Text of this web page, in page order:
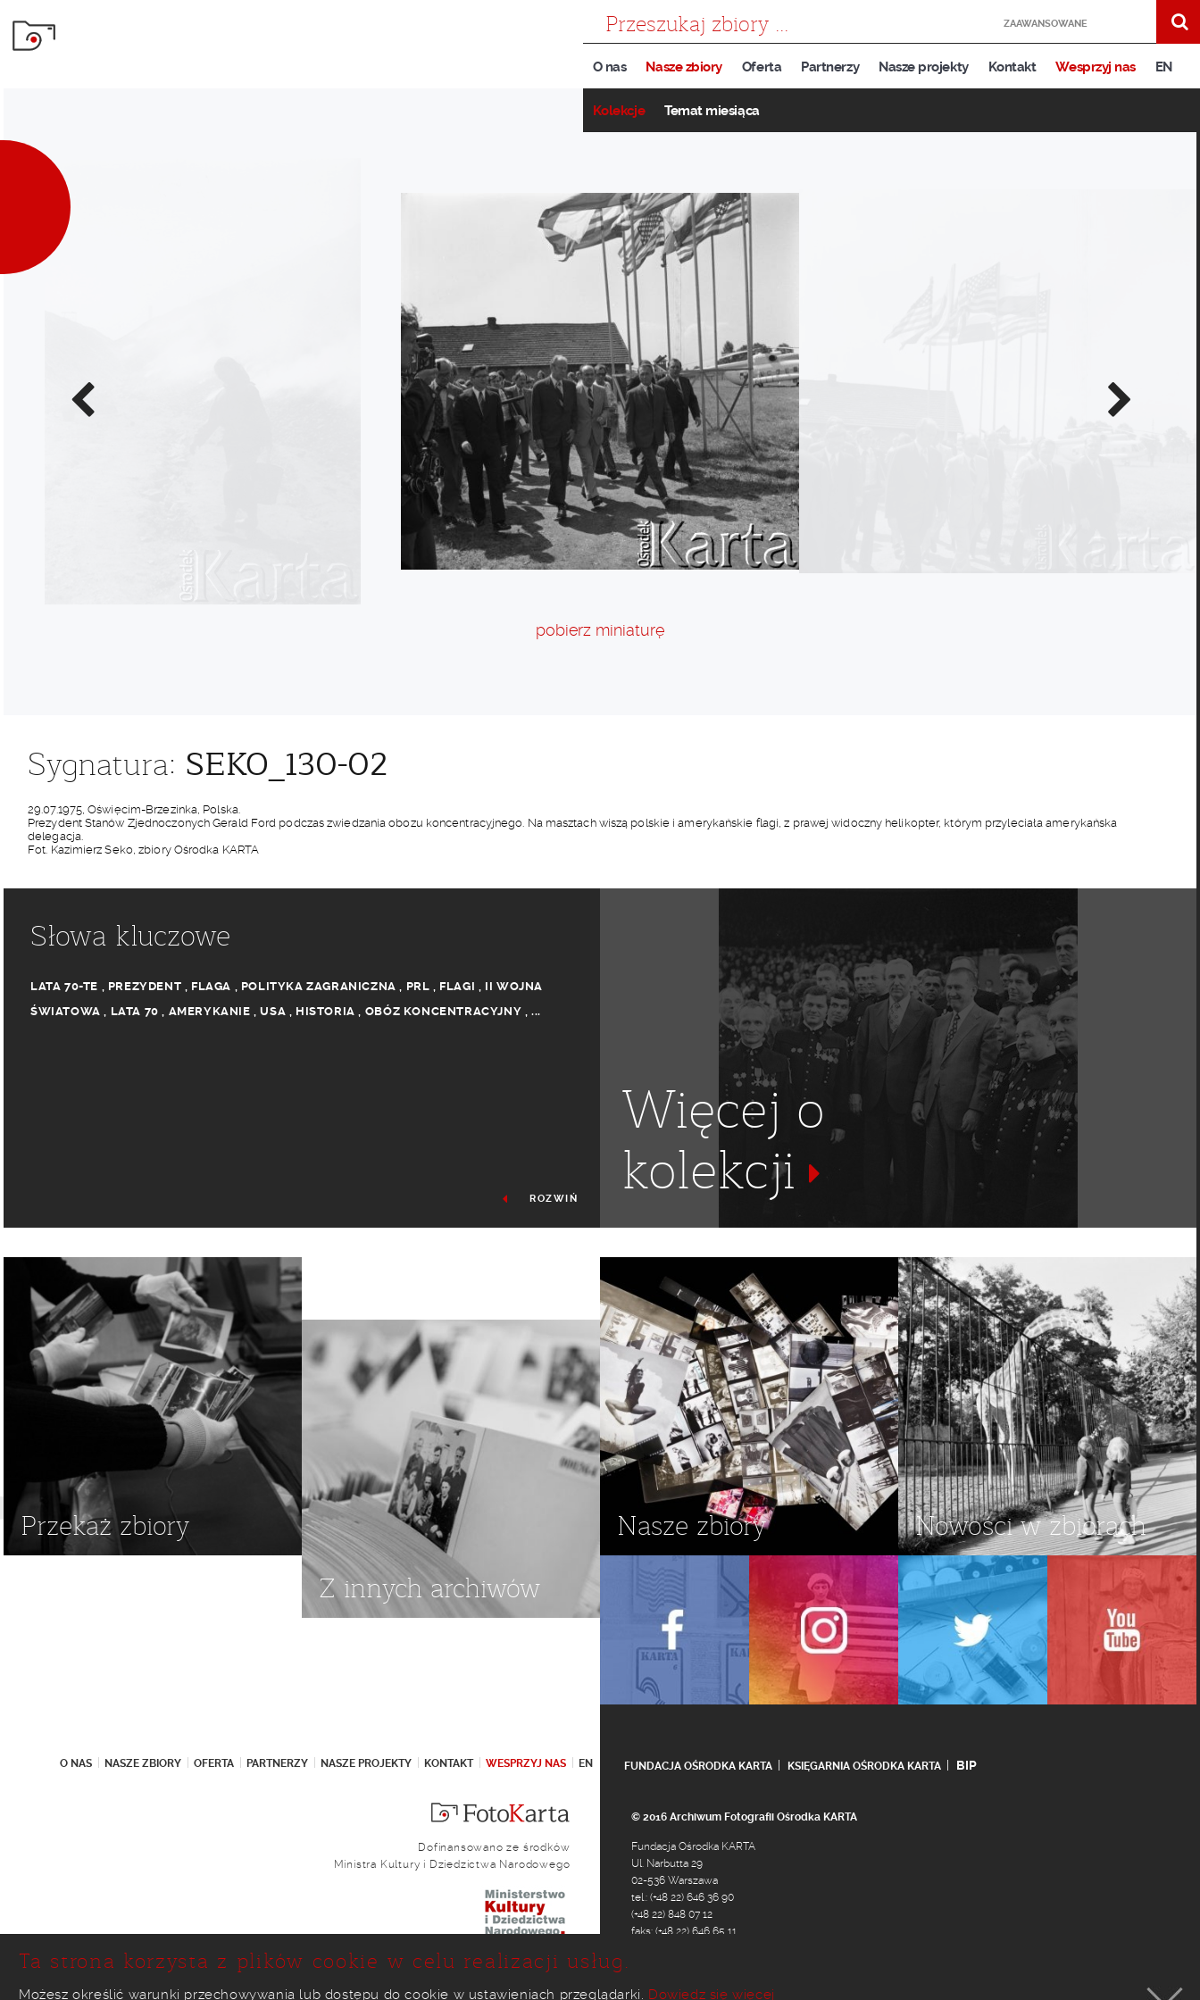
ZAAWANSOWANE
O nas Nasze zbiory
Kolekcje Temat miesiąca
Oferta Partnerzy Nasze projekty Kontakt Wesprzyj nas EN
Poprzednie
zdjęcie
Następne
zdjęcie
pobierz miniaturę
Sygnatura: SEKO_130-02
29.07.1975, Oświęcim-Brzezinka, Polska.
Prezydent Stanów Zjednoczonych Gerald Ford podczas zwiedzania obozu koncentracyjnego. Na masztach wiszą polskie i amerykańskie flagi, z prawej widoczny helikopter, którym przyleciała amerykańska
delegacja.
Fot. Kazimierz Seko, zbiory Ośrodka KARTA
Słowa kluczowe
LATA 70-TE , PREZYDENT , FLAGA , POLITYKA ZAGRANICZNA , PRL , FLAGI , II WOJNA
ŚWIATOWA , LATA 70 , AMERYKANIE ,USA , HISTORIA , OBÓZ KONCENTRACYJNY , ...
OBOZY KONCENTRACYJNE,ŚMIGŁOWIEC ,OBÓZ ZAGŁADY
AMERYKI PÓŁNOCNEJ,HELIKOPTER, ,GERALD FORD
DELEGACJA AMERYKAŃSKA
ROZWIŃ
Więcej o
kolekcji
Przekaż zbiory
Z innych archiwów
Nasze zbiory Nowości w zbiorach
O NAS NASZE ZBIORY OFERTA PARTNERZY NASZE PROJEKTY KONTAKT WESPRZYJ NAS EN FUNDACJA OŚRODKA KARTA KSIĘGARNIA OŚRODKA KARTA BIP
Dofinansowano ze środków
Ministra Kultury i Dziedzictwa Narodowego
© 2016 Archiwum Fotografii Ośrodka KARTA
Fundacja Ośrodka KARTA
Ul. Narbutta 29
02-536 Warszawa
tel.: (+48 22) 646 36 90
(+48 22) 848 07 12
faks: (+48 22) 646 65 11
Ta strona korzysta z plików cookie w celu realizacji usług.
Możesz określić warunki przechowywania lub dostępu do cookie w ustawieniach przeglądarki. Dowiedz się więcej